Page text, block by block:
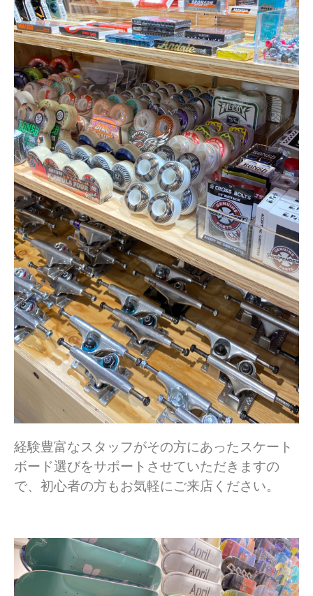
経験豊富なスタッフがその方にあったスケート
ボード選びをサポートさせていただきますの
で、初心者の方もお気軽にご来店ください。